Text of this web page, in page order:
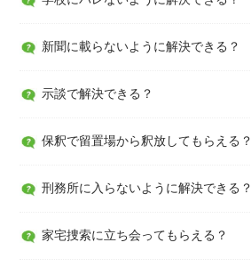
新聞に載らないように解決できる？
示談で解決できる？
保釈で留置場から釈放してもらえる？
刑務所に入らないように解決できる？
家宅捜索に立ち会ってもらえる？